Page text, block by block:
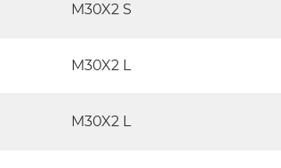
M30X2 S
M30X2 L
M30X2 L